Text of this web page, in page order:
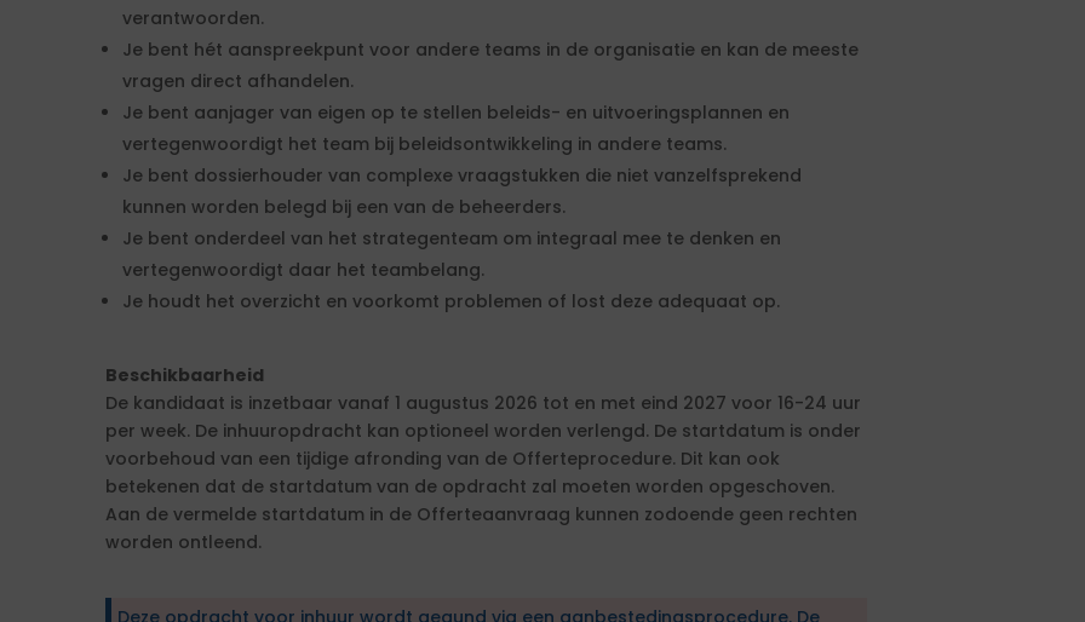
verantwoorden.
Je bent hét aanspreekpunt voor andere teams in de organisatie en kan de meeste
vragen direct afhandelen.
Je bent aanjager van eigen op te stellen beleids- en uitvoeringsplannen en
vertegenwoordigt het team bij beleidsontwikkeling in andere teams.
Je bent dossierhouder van complexe vraagstukken die niet vanzelfsprekend
kunnen worden belegd bij een van de beheerders.
Je bent onderdeel van het strategenteam om integraal mee te denken en
vertegenwoordigt daar het teambelang.
Je houdt het overzicht en voorkomt problemen of lost deze adequaat op.
Beschikbaarheid
De kandidaat is inzetbaar vanaf 1 augustus 2026 tot en met eind 2027 voor 16-24 uur
per week. De inhuuropdracht kan optioneel worden verlengd. De startdatum is onder
voorbehoud van een tijdige afronding van de Offerteprocedure. Dit kan ook
betekenen dat de startdatum van de opdracht zal moeten worden opgeschoven.
Aan de vermelde startdatum in de Offerteaanvraag kunnen zodoende geen rechten
worden ontleend.
Deze opdracht voor inhuur wordt gegund via een aanbestedingsprocedure. De